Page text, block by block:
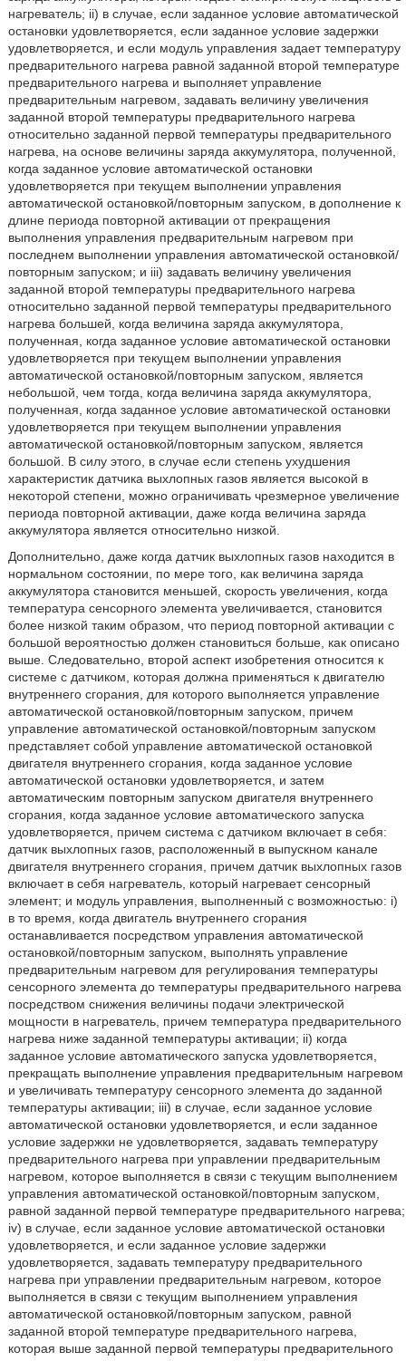
нагреватель; ii) в случае, если заданное условие автоматической
остановки удовлетворяется, если заданное условие задержки
удовлетворяется, и если модуль управления задает температуру
предварительного нагрева равной заданной второй температуре
предварительного нагрева и выполняет управление
предварительным нагревом, задавать величину увеличения
заданной второй температуры предварительного нагрева
относительно заданной первой температуры предварительного
нагрева, на основе величины заряда аккумулятора, полученной,
когда заданное условие автоматической остановки
удовлетворяется при текущем выполнении управления
автоматической остановкой/повторным запуском, в дополнение к
длине периода повторной активации от прекращения
выполнения управления предварительным нагревом при
последнем выполнении управления автоматической остановкой/
повторным запуском; и iii) задавать величину увеличения
заданной второй температуры предварительного нагрева
относительно заданной первой температуры предварительного
нагрева большей, когда величина заряда аккумулятора,
полученная, когда заданное условие автоматической остановки
удовлетворяется при текущем выполнении управления
автоматической остановкой/повторным запуском, является
небольшой, чем тогда, когда величина заряда аккумулятора,
полученная, когда заданное условие автоматической остановки
удовлетворяется при текущем выполнении управления
автоматической остановкой/повторным запуском, является
большой. В силу этого, в случае если степень ухудшения
характеристик датчика выхлопных газов является высокой в
некоторой степени, можно ограничивать чрезмерное увеличение
периода повторной активации, даже когда величина заряда
аккумулятора является относительно низкой.
Дополнительно, даже когда датчик выхлопных газов находится в
нормальном состоянии, по мере того, как величина заряда
аккумулятора становится меньшей, скорость увеличения, когда
температура сенсорного элемента увеличивается, становится
более низкой таким образом, что период повторной активации с
большой вероятностью должен становиться больше, как описано
выше. Следовательно, второй аспект изобретения относится к
системе с датчиком, которая должна применяться к двигателю
внутреннего сгорания, для которого выполняется управление
автоматической остановкой/повторным запуском, причем
управление автоматической остановкой/повторным запуском
представляет собой управление автоматической остановкой
двигателя внутреннего сгорания, когда заданное условие
автоматической остановки удовлетворяется, и затем
автоматическим повторным запуском двигателя внутреннего
сгорания, когда заданное условие автоматического запуска
удовлетворяется, причем система с датчиком включает в себя:
датчик выхлопных газов, расположенный в выпускном канале
двигателя внутреннего сгорания, причем датчик выхлопных газов
включает в себя нагреватель, который нагревает сенсорный
элемент; и модуль управления, выполненный с возможностью: i)
в то время, когда двигатель внутреннего сгорания
останавливается посредством управления автоматической
остановкой/повторным запуском, выполнять управление
предварительным нагревом для регулирования температуры
сенсорного элемента до температуры предварительного нагрева
посредством снижения величины подачи электрической
мощности в нагреватель, причем температура предварительного
нагрева ниже заданной температуры активации; ii) когда
заданное условие автоматического запуска удовлетворяется,
прекращать выполнение управления предварительным нагревом
и увеличивать температуру сенсорного элемента до заданной
температуры активации; iii) в случае, если заданное условие
автоматической остановки удовлетворяется, и если заданное
условие задержки не удовлетворяется, задавать температуру
предварительного нагрева при управлении предварительным
нагревом, которое выполняется в связи с текущим выполнением
управления автоматической остановкой/повторным запуском,
равной заданной первой температуре предварительного нагрева;
iv) в случае, если заданное условие автоматической остановки
удовлетворяется, и если заданное условие задержки
удовлетворяется, задавать температуру предварительного
нагрева при управлении предварительным нагревом, которое
выполняется в связи с текущим выполнением управления
автоматической остановкой/повторным запуском, равной
заданной второй температуре предварительного нагрева,
которая выше заданной первой температуры предварительного